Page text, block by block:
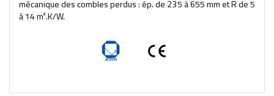
mécanique des combles perdus : ép. de 235 à 655 mm et R de 5
à 14 m².K/W.